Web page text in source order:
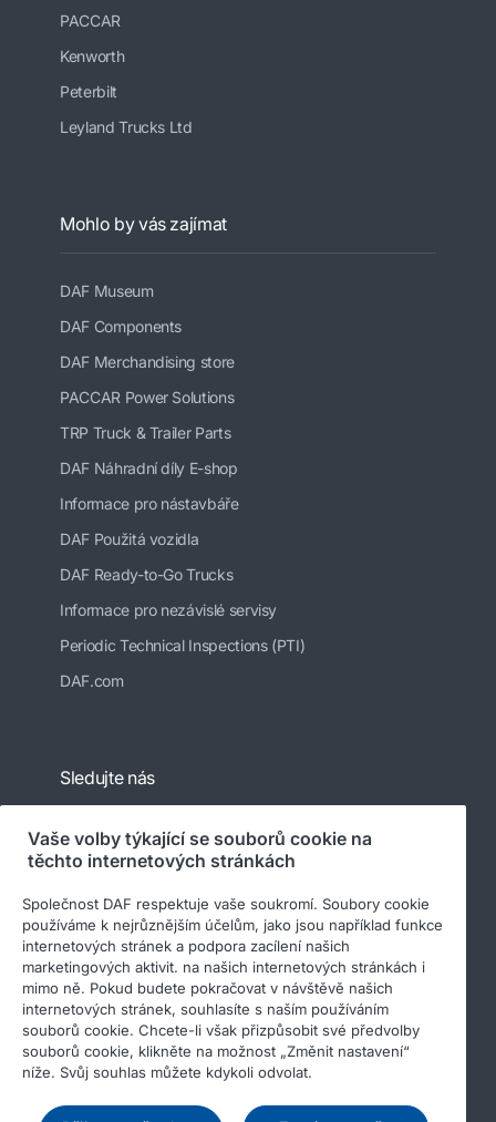
PACCAR
Kenworth
Peterbilt
Leyland Trucks Ltd
Mohlo by vás zajímat
DAF Museum
DAF Components
DAF Merchandising store
PACCAR Power Solutions
TRP Truck & Trailer Parts
DAF Náhradní díly E-shop
Informace pro nástavbáře
DAF Použitá vozidla
DAF Ready-to-Go Trucks
Informace pro nezávislé servisy
Periodic Technical Inspections (PTI)
DAF.com
Sledujte nás
© 2026 DAF
Právní upozornění
Prohlášení o ochraně osobních údajů
Všeobecné obchodní podmínky
Vaše volby týkající se souborů cookie na
těchto internetových stránkách
Společnost DAF respektuje vaše soukromí. Soubory cookie
používáme k nejrůznějším účelům, jako jsou například funkce
internetových stránek a podpora zacílení našich
marketingových aktivit. na našich internetových stránkách i
mimo ně. Pokud budete pokračovat v návštěvě našich
internetových stránek, souhlasíte s naším používáním
souborů cookie. Chcete-li však přizpůsobit své předvolby
souborů cookie, klikněte na možnost „Změnit nastavení“
níže. Svůj souhlas můžete kdykoli odvolat.